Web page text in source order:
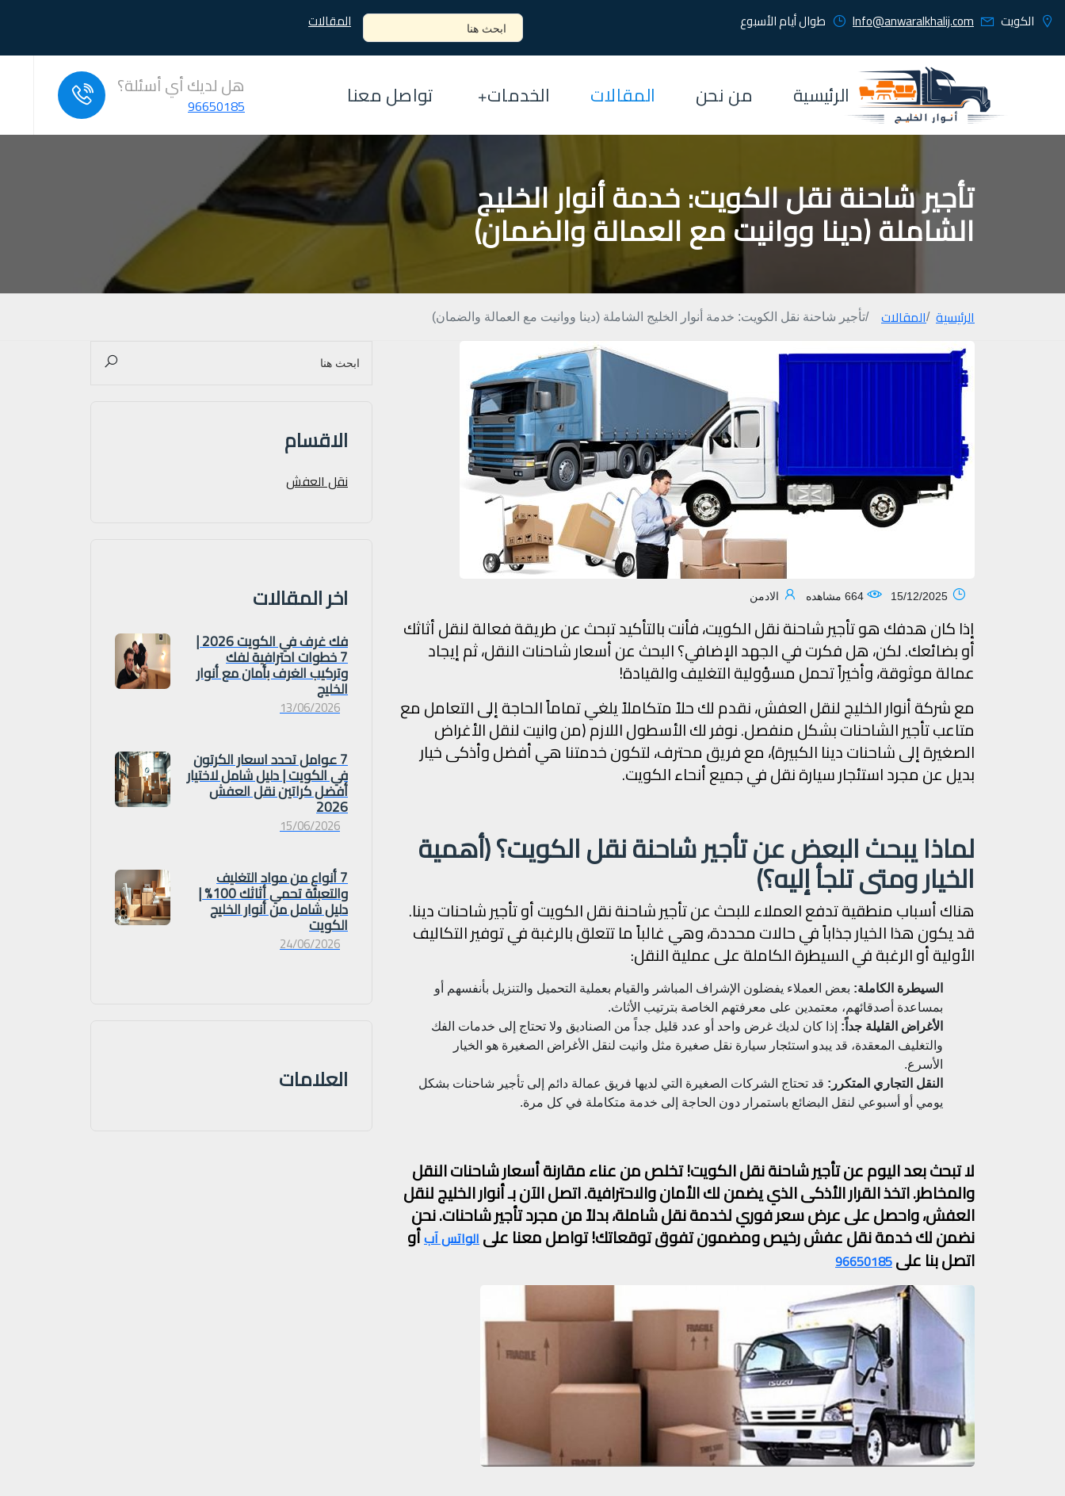
الكويت Info@anwaralkhalij.com طوال أيام الأسبوع المقالات
الرئيسية من نحن المقالات الخدمات تواصل معنا هل لديك أي أسئلة؟
96650185
تأجير شاحنة نقل الكويت: خدمة أنوار الخليج
الشاملة (دينا ووانيت مع العمالة والضمان)
الرئيسية المقالات تأجير شاحنة نقل الكويت: خدمة أنوار الخليج الشاملة (دينا ووانيت مع العمالة والضمان)
الادمن
إذا كان هدفك هو تأجير شاحنة نقل الكويت، فأنت بالتأكيد تبحث عن طريقة فعالة لنقل أثاثك
أو بضائعك. لكن، هل فكرت في الجهد الإضافي؟ البحث عن أسعار شاحنات النقل، ثم إيجاد
عمالة موثوقة، وأخيراً تحمل مسؤولية التغليف والقيادة!
مع شركة أنوار الخليج لنقل العفش، نقدم لك حلاً متكاملاً يلغي تماماً الحاجة إلى التعامل مع
متاعب تأجير الشاحنات بشكل منفصل. نوفر لك الأسطول اللازم (من وانيت لنقل الأغراض
الصغيرة إلى شاحنات دينا الكبيرة)، مع فريق محترف، لتكون خدمتنا هي أفضل وأذكى خيار
بديل عن مجرد استئجار سيارة نقل في جميع أنحاء الكويت.
لماذا يبحث البعض عن تأجير شاحنة نقل الكويت؟ (أهمية
الخيار ومتى تلجأ إليه؟)
هناك أسباب منطقية تدفع العملاء للبحث عن تأجير شاحنة نقل الكويت أو تأجير شاحنات دينا.
قد يكون هذا الخيار جذاباً في حالات محددة، وهي غالباً ما تتعلق بالرغبة في توفير التكاليف
الأولية أو الرغبة في السيطرة الكاملة على عملية النقل:
السيطرة الكاملة: بعض العملاء يفضلون الإشراف المباشر والقيام بعملية التحميل والتنزيل بأنفسهم أو
بمساعدة أصدقائهم، معتمدين على معرفتهم الخاصة بترتيب الأثاث.
الأغراض القليلة جداً: إذا كان لديك غرض واحد أو عدد قليل جداً من الصناديق ولا تحتاج إلى خدمات الفك
والتغليف المعقدة، قد يبدو استئجار سيارة نقل صغيرة مثل وانيت لنقل الأغراض الصغيرة هو الخيار
الأسرع.
النقل التجاري المتكرر: قد تحتاج الشركات الصغيرة التي لديها فريق عمالة دائم إلى تأجير شاحنات بشكل
يومي أو أسبوعي لنقل البضائع باستمرار دون الحاجة إلى خدمة متكاملة في كل مرة.
لا تبحث بعد اليوم عن تأجير شاحنة نقل الكويت! تخلص من عناء مقارنة أسعار شاحنات النقل
والمخاطر. اتخذ القرار الأذكى الذي يضمن لك الأمان والاحترافية. اتصل الآن بـ أنوار الخليج لنقل
العفش، واحصل على عرض سعر فوري لخدمة نقل شاملة، بدلاً من مجرد تأجير شاحنات. نحن
نضمن لك خدمة نقل عفش رخيص ومضمون تفوق توقعاتك!تواصل معنا علىالواتس آبأو
اتصل بنا على96650185
الاقسام
نقل العفش
اخر المقالات
فك غرف في الكويت 2026 |
7 خطوات احترافية لفك
وتركيب الغرف بأمان مع أنوار
الخليج
13/06/2026
7 عوامل تحدد اسعار الكرتون
في الكويت | دليل شامل لاختيار
أفضل كراتين نقل العفش
2026
15/06/2026
7 أنواع من مواد التغليف
والتعبئة تحمي أثاثك 100% |
دليل شامل من أنوار الخليج
الكويت
24/06/2026
العلامات